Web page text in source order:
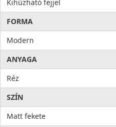
Kihúzható fejjel
FORMA
Modern
ANYAGA
Réz
SZÍN
Matt fekete